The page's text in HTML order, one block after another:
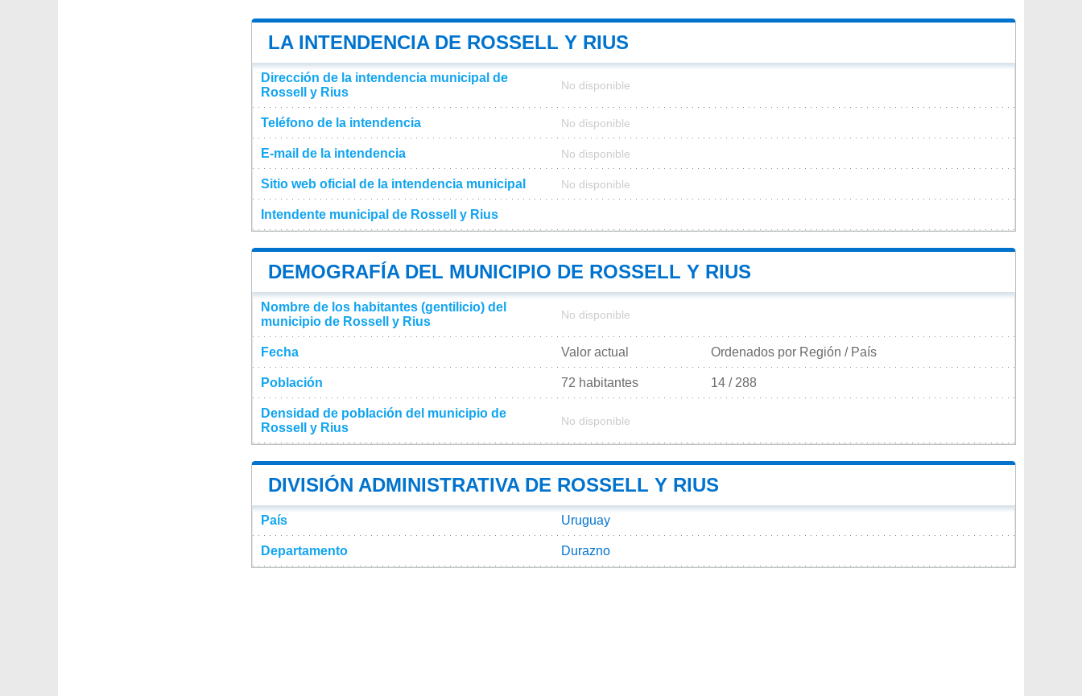
LA INTENDENCIA DE ROSSELL Y RIUS
Dirección de la intendencia municipal de
Rossell y Rius
No disponible
Teléfono de la intendencia No disponible
E-mail de la intendencia No disponible
Sitio web oficial de la intendencia municipal No disponible
Intendente municipal de Rossell y Rius
DEMOGRAFÍA DEL MUNICIPIO DE ROSSELL Y RIUS
Nombre de los habitantes (gentilicio) del
municipio de Rossell y Rius
No disponible
Fecha Valor actual Ordenados por Región / País
Población 72 habitantes 14 / 288
Densidad de población del municipio de
Rossell y Rius
No disponible
DIVISIÓN ADMINISTRATIVA DE ROSSELL Y RIUS
País Uruguay
Departamento Durazno